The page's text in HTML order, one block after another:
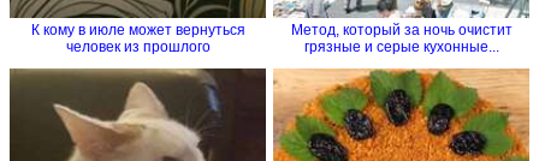
К кому в июле может вернуться
человек из прошлого
Метод, который за ночь очистит
грязные и серые кухонные...